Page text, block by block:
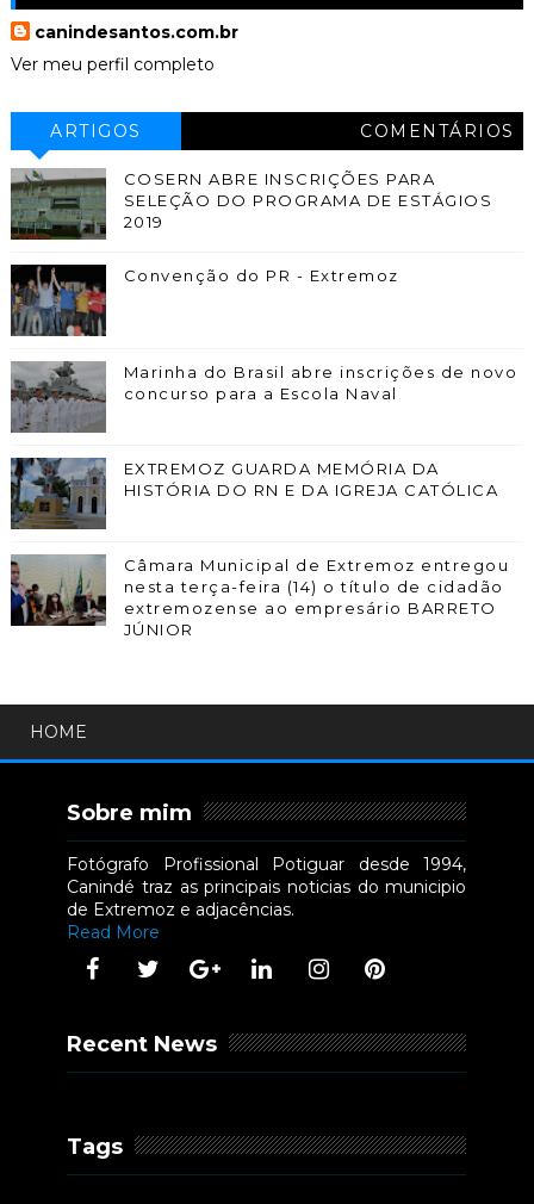
canindesantos.com.br
Ver meu perfil completo
ARTIGOS COMENTÁRIOS
COSERN ABRE INSCRIÇÕES PARA
SELEÇÃO DO PROGRAMA DE ESTÁGIOS
2019
Convenção do PR - Extremoz
Marinha do Brasil abre inscrições de novo
concurso para a Escola Naval
EXTREMOZ GUARDA MEMÓRIA DA
HISTÓRIA DO RN E DA IGREJA CATÓLICA
Câmara Municipal de Extremoz entregou
nesta terça-feira (14) o título de cidadão
extremozense ao empresário BARRETO
JÚNIOR
HOME
Sobre mim
Fotógrafo Profissional Potiguar desde 1994,
Canindé traz as principais noticias do municipio
de Extremoz e adjacências.
Read More
Recent News
Tags